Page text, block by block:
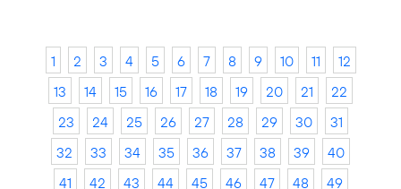
1 2 3 4 5 6 7 8 9 10 11
12
13
14 15 16 17 18 19 20 21
22
23
24 25 26 27 28 29 30
31
32
33 34 35 36 37 38 39
40
41
42 43 44 45 46 47 48
49